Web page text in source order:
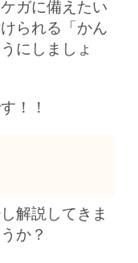
ガに備えたい
られる「かん
にしましょ
！！
解説してきま
か？